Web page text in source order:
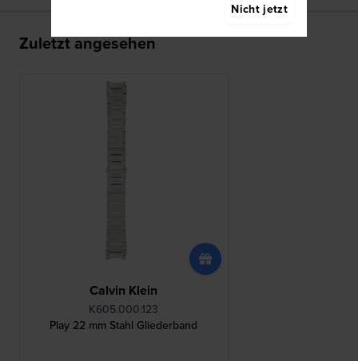
Zuletzt angesehen
Calvin Klein
K605.000.123
Play 22 mm Stahl Gliederband
Nicht jetzt